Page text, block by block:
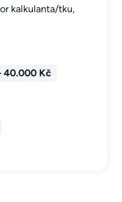
kalkulanta/tku,
40.000 Kč